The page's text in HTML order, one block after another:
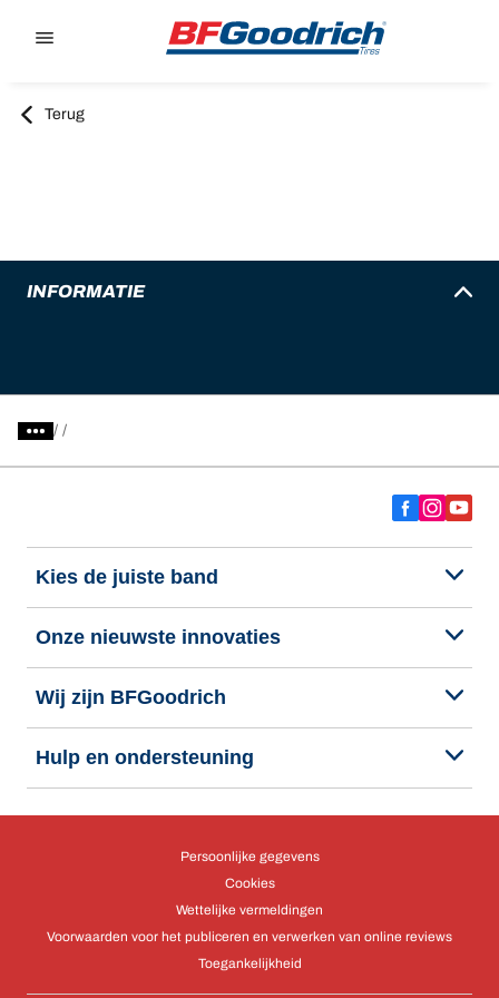
Terug
INFORMATIE
/
Kies de juiste band
Onze nieuwste innovaties
Wij zijn BFGoodrich
Hulp en ondersteuning
Persoonlijke gegevens
Cookies
Wettelijke vermeldingen
Voorwaarden voor het publiceren en verwerken van online reviews
Toegankelijkheid